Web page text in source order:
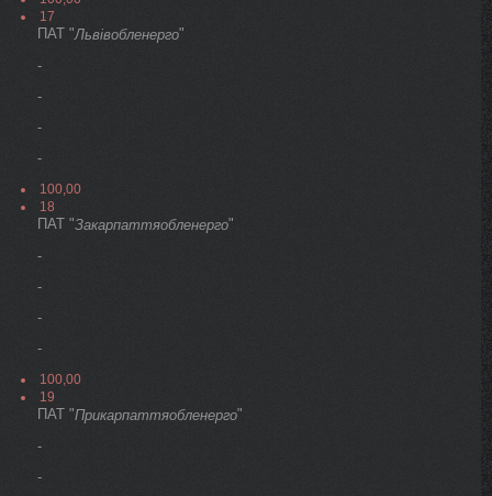
17
ПАТ "Львівобленерго"
-
-
-
-
100,00
18
ПАТ "Закарпаттяобленерго"
-
-
-
-
100,00
19
ПАТ "Прикарпаттяобленерго"
-
-